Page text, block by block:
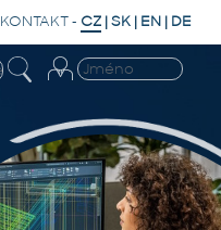
KONTAKT- CZ |SK | EN | DE